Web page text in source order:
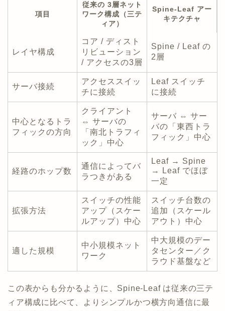
項目
従来の 3層ネット
ワーク構成（三テ
ィア）
Spine-Leaf アー
キテクチャ
レイヤ構成
コア / ディスト
リビューション
/ アクセスの3層
Spine / Leaf の
2層
サーバ接続
アクセススイッ
チに接続
Leaf スイッチ
に接続
中心となるトラ
フィックの方向
クライアント
⇔ サーバの
「南北トラフィ
ック」中心
サーバ ⇔ サー
バの「東西トラ
フィック」中心
経路のホップ数
通信によってバ
ラつきがある
Leaf → Spine
→ Leaf でほぼ
一定
拡張方法
スイッチの性能
アップ（スケー
ルアップ）中心
スイッチ台数の
追加（スケール
アウト）中心
適した規模
中小規模ネット
ワーク
中大規模のデー
タセンター／ク
ラウド基盤など
この表からも分かるように、Spine-Leaf は従来の三テ
ィア構成に比べて、よりシンプルかつ横方向通信に最